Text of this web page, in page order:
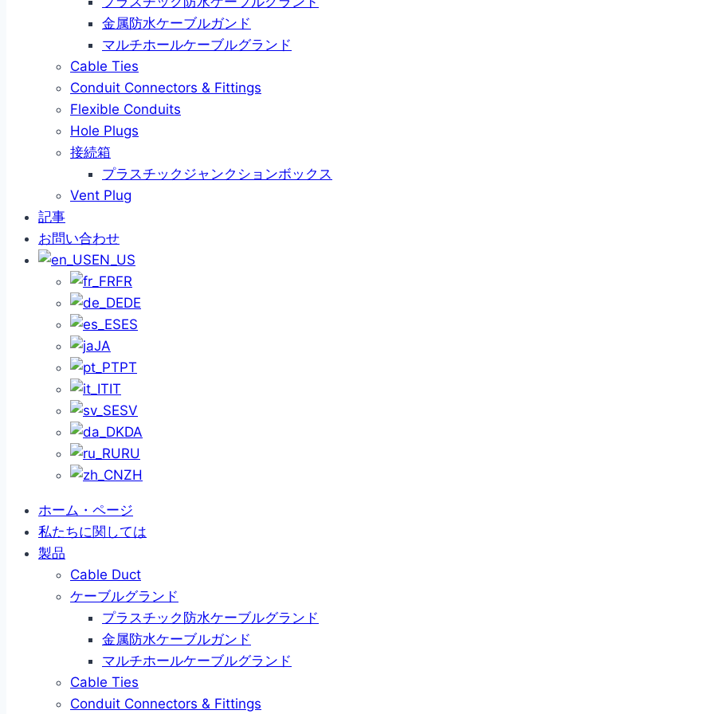
金属防水ケーブルガンド
マルチホールケーブルグランド
Cable Ties
Conduit Connectors & Fittings
Flexible Conduits
Hole Plugs
接続箱
プラスチックジャンクションボックス
Vent Plug
記事
お問い合わせ
EN_US
FR
DE
ES
JA
PT
IT
SV
DA
RU
ZH
ホーム・ページ
私たちに関しては
製品
Cable Duct
ケーブルグランド
プラスチック防水ケーブルグランド
金属防水ケーブルガンド
マルチホールケーブルグランド
Cable Ties
Conduit Connectors & Fittings